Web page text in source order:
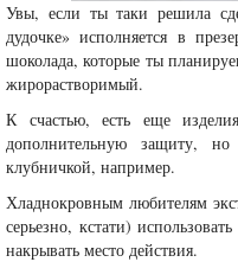
Увы, если ты таки решила
дудочке» исполняется в
шоколада, которые ты
жирорастворимый.
К счастью, есть еще
дополнительную защиту,
клубничкой, например.
Хладнокровным любителям
серьезно, кстати)
накрывать место действия.